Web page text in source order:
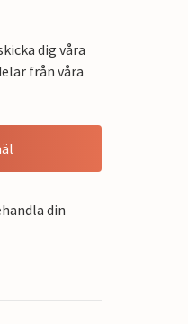
dig våra
från våra
din